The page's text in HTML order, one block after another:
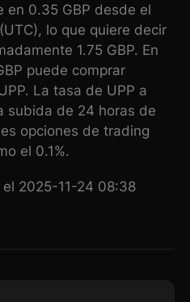
en 0.35 GBP desde el
lo que quiere decir
1.75 GBP. En
puede comprar
La tasa de UPP a
subida de 24 horas de
opciones de trading
el 0.1%.
2025-11-24 08:38